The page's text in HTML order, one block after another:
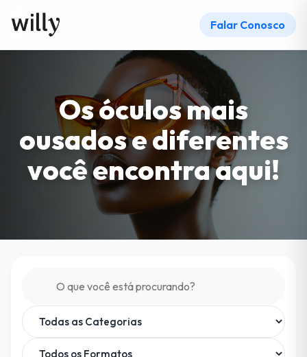
Falar Conosco
Os óculos mais
ousados e diferentes
você encontra aqui!